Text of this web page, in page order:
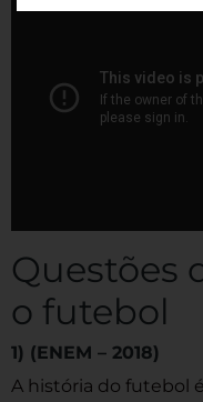
Questões
o futebol
1) (ENEM – 2018)
A história do futebol